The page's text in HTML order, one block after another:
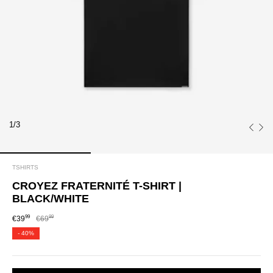
1/3
TSHIRTS
CROYEZ FRATERNITÉ T-SHIRT |
BLACK/WHITE
€3999 €6999
- 40%